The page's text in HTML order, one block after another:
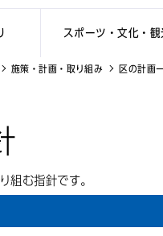
スポーツ・文化・観
施策・計画・取り組み 区の計画
組む指針です。